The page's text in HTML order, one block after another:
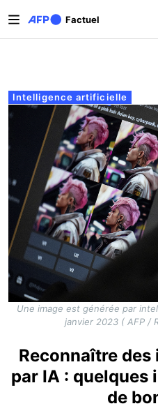
Factuel
Onglets principaux
Intelligence artificielle
Une image est générée par
janvier 2023 ( AFP /
Reconnaître des
par IA : quelques
de